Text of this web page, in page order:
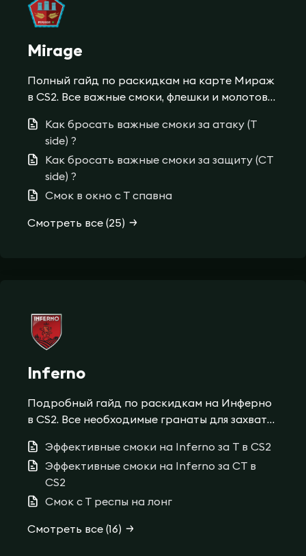
Mirage
Полный гайд по раскидкам на карте Мираж
в CS2. Все важные смоки, флешки и молотовы
Тактики от про-игроков.
Как бросать важные смоки за атаку (T
side) ?
Как бросать важные смоки за защиту (CT
side) ?
Смок в окно с Т спавна
Смотреть все (25)
Inferno
Подробный гайд по раскидкам на Инферно
в CS2. Все необходимые гранаты для захвата
важных точек карты.
Эффективные смоки на Inferno за T в CS2
Эффективные смоки на Inferno за CT в
CS2
Смок с Т респы на лонг
Смотреть все (16)